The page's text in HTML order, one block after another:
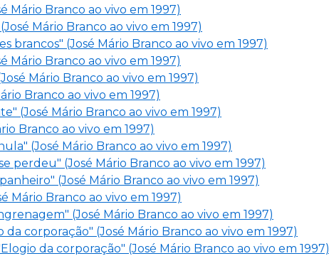
Mário Branco ao vivo em 1997)
Mário Branco ao vivo em 1997)
brancos" (José Mário Branco ao vivo em 1997)
Mário Branco ao vivo em 1997)
Mário Branco ao vivo em 1997)
Branco ao vivo em 1997)
(José Mário Branco ao vivo em 1997)
Branco ao vivo em 1997)
(José Mário Branco ao vivo em 1997)
perdeu" (José Mário Branco ao vivo em 1997)
(José Mário Branco ao vivo em 1997)
Mário Branco ao vivo em 1997)
(José Mário Branco ao vivo em 1997)
corporação" (José Mário Branco ao vivo em 1997)
da corporação" (José Mário Branco ao vivo em 1997)